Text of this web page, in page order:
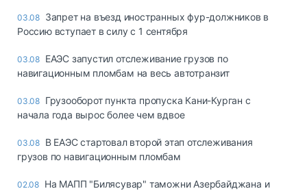
03.08 Запрет на въезд иностранных фур-должников в
Россию вступает в силу с 1 сентября
03.08 ЕАЭС запустил отслеживание грузов по
навигационным пломбам на весь автотранзит
03.08 Грузооборот пункта пропуска Кани-Курган с
начала года вырос более чем вдвое
03.08 В ЕАЭС стартовал второй этап отслеживания
грузов по навигационным пломбам
02.08 На МАПП "Билясувар" таможни Азербайджана и